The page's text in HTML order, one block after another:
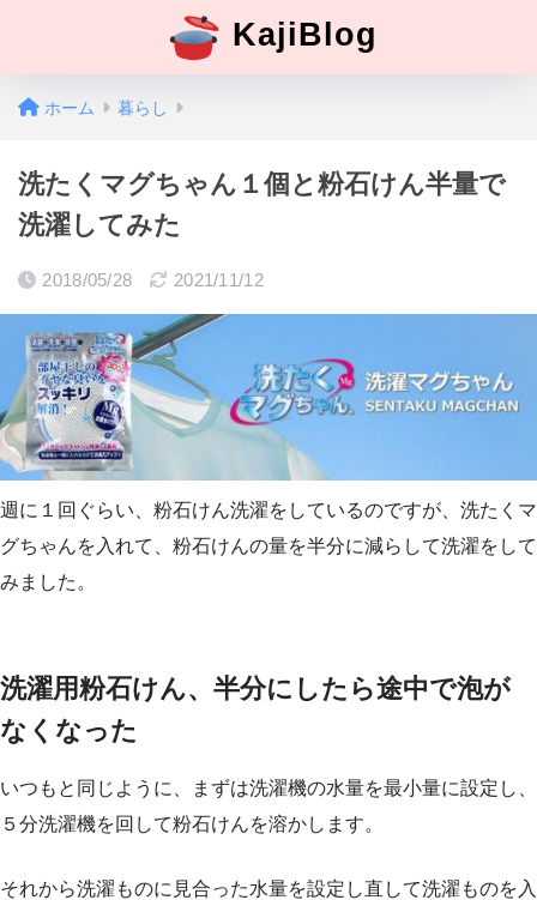
KajiBlog
ホーム 暮らし
洗たくマグちゃん１個と粉石けん半量で
洗濯してみた
2018/05/28 2021/11/12
週に１回ぐらい、粉石けん洗濯をしているのですが、洗たくマ
グちゃんを入れて、粉石けんの量を半分に減らして洗濯をして
みました。
洗濯用粉石けん、半分にしたら途中で泡が
なくなった
いつもと同じように、まずは洗濯機の水量を最小量に設定し、
５分洗濯機を回して粉石けんを溶かします。
それから洗濯ものに見合った水量を設定し直して洗濯ものを入